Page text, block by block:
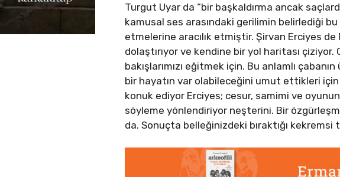
Turgut Uyar da “bir başkaldırma ancak
kamusal ses arasındaki gerilimin belirlediği
etmelerine aracılık etmiştir. Şirvan Erciyes
dolaştırıyor ve kendine bir yol haritası çiziyor.
bakışlarımızı eğitmek için. Bu anlamlı
bir hayatın var olabileceğini umut ettikleri
konuk ediyor Erciyes; cesur, samimi ve
söyleme yönlendiriyor neşterini. Bir
da. Sonuçta belleğinizdeki bıraktığı